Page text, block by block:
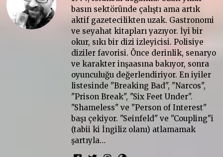
basın sektöründe çalıştı ama artık
aktif gazetecilikten uzak. Gastronomi
ve seyahat kitapları yazıyor. İyi bir
okur, sıkı bir dizi izleyicisi. Polisiye
diziler favorisi. Önce derinlik, senaryo
ve karakter inşaasına bakıyor, sonra
oyunculuğu değerlendiriyor. En iyiler
listesinde "Breaking Bad", "Narcos",
"Prison Break", "Six Feet Under".
"Shameless" ve "Person of Interest"
başı çekiyor. "Seinfeld" ve "Coupling"i
(tabii ki İngiliz olanı) atlamamak
şartıyla…